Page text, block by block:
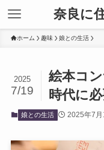
奈良に
ホーム 趣味 娘との生活
絵本コ
時代に
2025
7/19
娘との生活 2025年7月